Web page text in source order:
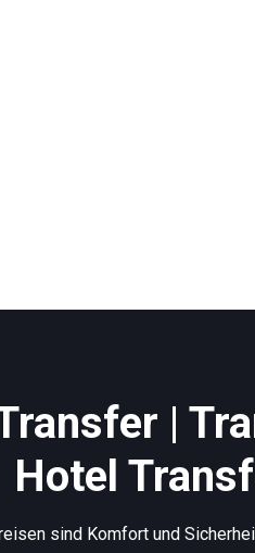
|
Hotel
sind Komfort und